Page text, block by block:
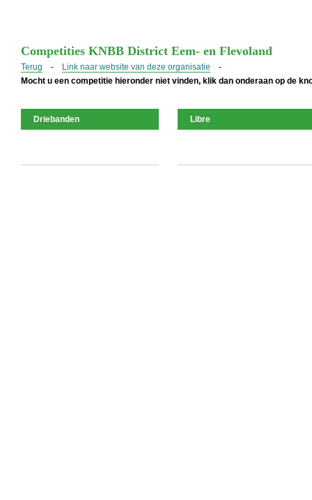
Competities KNBB District Eem- en Flevoland
Terug - Link naar website van deze organisatie -
Mocht u een competitie hieronder niet vinden, klik dan onderaan op de
Driebanden Libre